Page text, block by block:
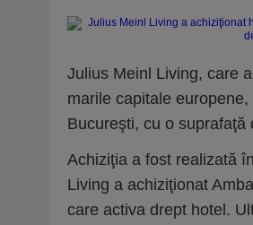
Julius Meinl Living, care
marile capitale
Bucureşti, cu o suprafaţă
Achiziţia a fost realizată
Living a achiziţionat
care activa drept hotel.